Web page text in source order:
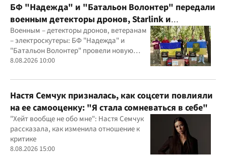
БФ "Надежда" и "Батальон Волонтер" передали
военным детекторы дронов, Starlink и
генераторы
Военным – детекторы дронов, ветеранам
– электроскутеры: БФ "Надежда" и
"Батальон Волонтер" провели новую
миссию
8.08.2026 10:00
Настя Семчук призналась, как соцсети повлияли
на ее самооценку: "Я стала сомневаться в себе"
"Хейт вообще не обо мне": Настя Семчук
рассказала, как изменила отношение к
критике
8.08.2026 15:00